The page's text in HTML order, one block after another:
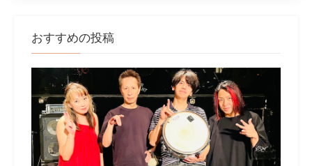
おすすめの投稿